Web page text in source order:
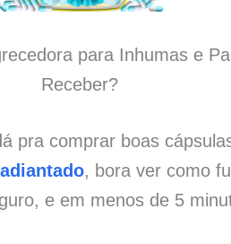
para Inhumas e
Receber?
pra comprar boas
, bora ver como
e em menos de 5